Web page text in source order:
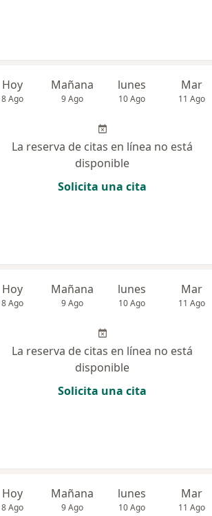
Hoy
8 Ago
Mañana
9 Ago
lunes
10 Ago
Mar
11 Ago
La reserva de citas en línea no está
disponible
Solicita una cita
Hoy
8 Ago
Mañana
9 Ago
lunes
10 Ago
Mar
11 Ago
La reserva de citas en línea no está
disponible
Solicita una cita
Hoy
8 Ago
Mañana
9 Ago
lunes
10 Ago
Mar
11 Ago